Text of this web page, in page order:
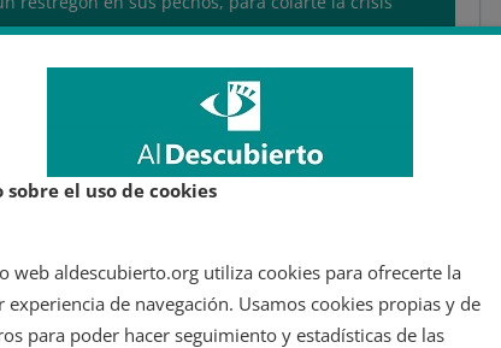
EDMMinFRt9
May 19, 2021
gimnasio y al salir me esperaba una chica de la
ha sido muy emotivo.
May 19, 2021
sobre el uso de cookies
web aldescubierto.org utiliza cookies para ofrecerte la
experiencia de navegación. Usamos cookies propias y de
para poder hacer seguimiento y estadísticas de las